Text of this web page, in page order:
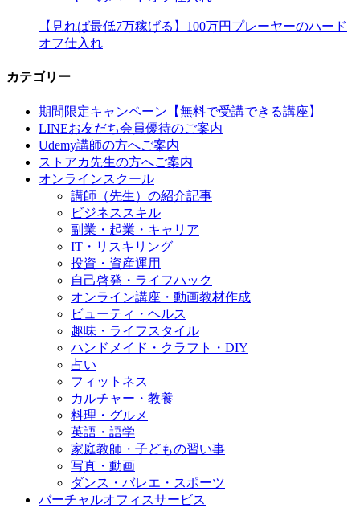
【見れば最低7万稼げる】100万円プレーヤーのハード
オフ仕入れ
カテゴリー
期間限定キャンペーン【無料で受講できる講座】
LINEお友だち会員優待のご案内
Udemy講師の方へご案内
ストアカ先生の方へご案内
オンラインスクール
講師（先生）の紹介記事
ビジネススキル
副業・起業・キャリア
IT・リスキリング
投資・資産運用
自己啓発・ライフハック
オンライン講座・動画教材作成
ビューティ・ヘルス
趣味・ライフスタイル
ハンドメイド・クラフト・DIY
占い
フィットネス
カルチャー・教養
料理・グルメ
英語・語学
家庭教師・子どもの習い事
写真・動画
ダンス・バレエ・スポーツ
バーチャルオフィスサービス